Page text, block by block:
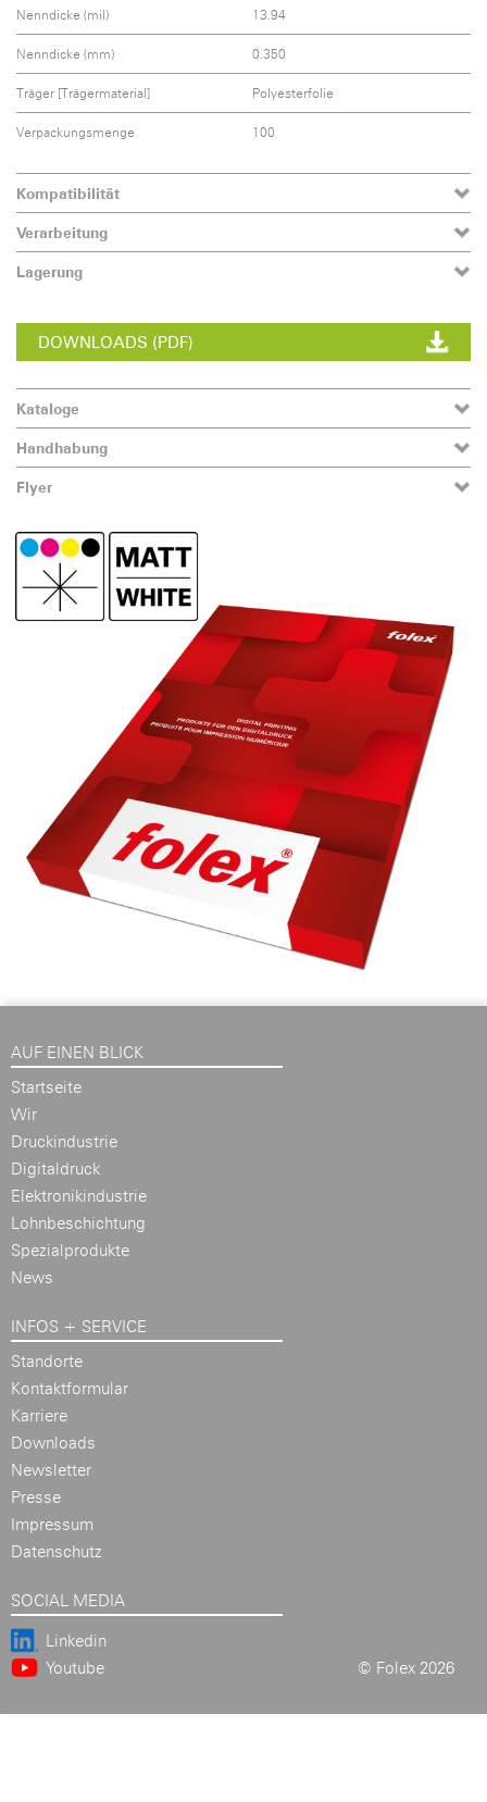
Nenndicke (mil) 13.94
Nenndicke (mm) 0.350
Träger [Trägermaterial] Polyesterfolie
Verpackungsmenge 100
Kompatibilität
Verarbeitung
Lagerung
DOWNLOADS (PDF)
Kataloge
Handhabung
Flyer
AUF EINEN BLICK
Startseite
Wir
Druckindustrie
Digitaldruck
Elektronikindustrie
Lohnbeschichtung
Spezialprodukte
News
INFOS + SERVICE
Standorte
Kontaktformular
Karriere
Downloads
Newsletter
Presse
Impressum
Datenschutz
SOCIAL MEDIA
Linkedin
Youtube
© Folex 2026